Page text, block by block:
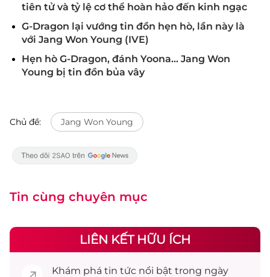
tiên tử và tỷ lệ cơ thể hoàn hảo đến kinh ngạc
G-Dragon lại vướng tin đồn hẹn hò, lần này là
với Jang Won Young (IVE)
Hẹn hò G-Dragon, đánh Yoona... Jang Won
Young bị tin đồn bủa vây
Chủ đề: Jang Won Young
Tin cùng chuyên mục
LIÊN KẾT HỮU ÍCH
Khám phá tin tức nổi bật trong ngày